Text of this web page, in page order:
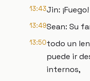
13:43Jin: ¡Fuego!
13:49Sean: Su
13:50todo un
puede ir
internos,